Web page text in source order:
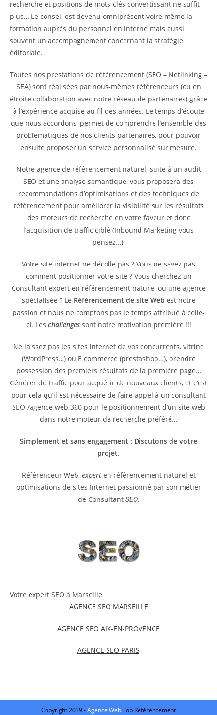
recherche et positions de mots-clés convertissant ne suffit
plus… Le conseil est devenu omniprésent voire même la
formation auprès du personnel en interne mais aussi
souvent un accompagnement concernant la stratégie
éditoriale.
Toutes nos prestations de référencement (SEO – Netlinking –
SEA) sont réalisées par nous-mêmes référenceurs (ou en
étroite collaboration avec notre réseau de partenaires) grâce
à l’expérience acquise au fil des années. Le temps d’écoute
que nous accordons, permet de comprendre l’ensemble des
problématiques de nos clients partenaires, pour pouvoir
ensuite proposer un service personnalisé sur mesure.
Notre agence de référencement naturel, suite à un audit
SEO et une analyse sémantique, vous proposera des
recommandations d’optimisations et des techniques de
référencement pour améliorer la visibilité sur les résultats
des moteurs de recherche en votre faveur et donc
l’acquisition de traffic ciblé (Inbound Marketing vous
pensez…).
Votre site internet ne décolle pas ? Vous ne savez pas
comment positionner votre site ? Vous cherchez un
Consultant expert en référencement naturel ou une agence
spécialisée ? Le Référencement de site Web est notre
passion et nous ne comptons pas le temps attribué à celle-
ci. Les challengessont notre motivation première !!!
Ne laissez pas les sites internet de vos concurrents, vitrine
(WordPress…) ou E commerce (prestashop…), prendre
possession des premiers résultats de la première page…
Générer du traffic pour acquérir de nouveaux clients, et c’est
pour cela qu’il est nécessaire de faire appel à un consultant
SEO /agence web 360 pour le positionnement d’un site web
dans notre moteur de recherche préféré…
Simplement et sans engagement : Discutons de votre
projet.
Référenceur Web, experten référencement naturel et
optimisations de sites Internet passionné par son métier
de Consultant SEO,
Votre expert SEO à Marseille
AGENCE SEO MARSEILLE
AGENCE SEO AIX-EN-PROVENCE
AGENCE SEO PARIS
Copyright 2019 -Agence WebTop Référencement